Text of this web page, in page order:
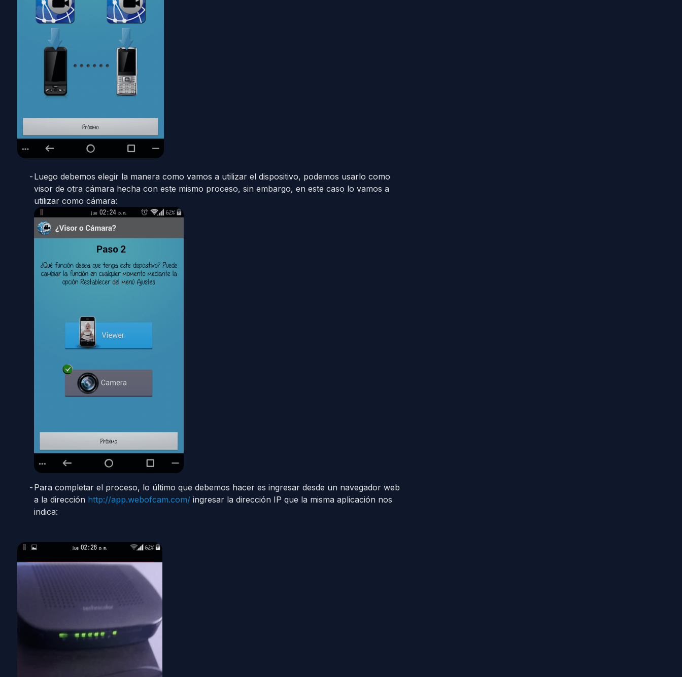
Luego debemos elegir la manera como vamos a utilizar el dispositivo, podemos usarlo como
visor de otra cámara hecha con este mismo proceso, sin embargo, en este caso lo vamos a
utilizar como cámara:
Para completar el proceso, lo último que debemos hacer es ingresar desde un navegador web
a la dirección http://app.webofcam.com/ingresar la dirección IP que la misma aplicación nos
indica: